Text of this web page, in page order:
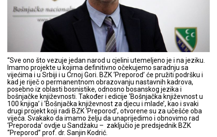
“Sve ono što vezuje jedan narod u cjelini utemeljeno je i na jeziku.
Imamo projekte u kojima definitivno očekujemo saradnju sa
vijećima i u Srbiji i u Crnoj Gori. BZK ‘Preporod’ će pružiti podršku i
kad je riječ o permanentnom obrazovanju nastavnih kadrova,
posebno iz oblasti bosnistike, odnosno bosanskog jezika i
bošnjačke književnosti. Također i edicije ‘Bošnjačka književnost u
100 knjiga’ i ‘Bošnjačka književnost za djecu i mlade’, kao i svaki
drugi projekt koji radi BZK ‘Preporod’, otvorene su za učešće oba
vijeća. Svakako da imamo želju da unaprijedimo i obnovimo rad
‘Preporoda’ ovdje u Sandžaku – zaključio je predsjednik BZK
“Preporod” prof. dr. Sanjin Kodrić.